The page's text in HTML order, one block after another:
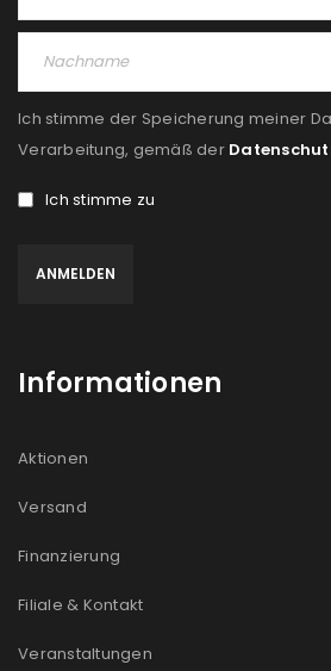
Ich stimme der Speicherung meiner
Verarbeitung, gemäß der
Ich stimme zu
Informationen
Aktionen
Versand
Finanzierung
Filiale & Kontakt
Veranstaltungen